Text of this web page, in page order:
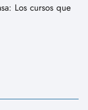
Los cursos que